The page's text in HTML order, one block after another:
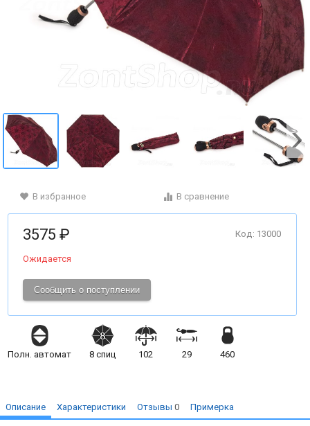
В избранное В сравнение
Код: 13000
3575 ₽
Ожидается
Сообщить о поступлении
Полн. автомат 8 спиц 102 29 460
Описание Характеристики Отзывы0 Примерка